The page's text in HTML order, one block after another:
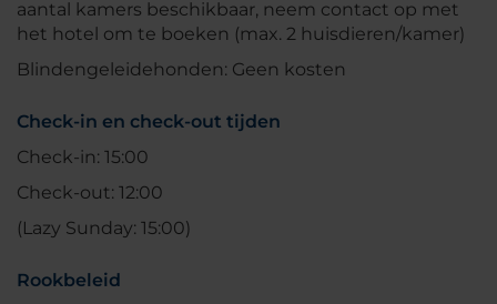
aantal kamers beschikbaar, neem contact op met
het hotel om te boeken (max. 2 huisdieren/kamer)
Blindengeleidehonden: Geen kosten
Check-in en check-out tijden
Check-in: 15:00
Check-out: 12:00
(Lazy Sunday: 15:00)
Rookbeleid